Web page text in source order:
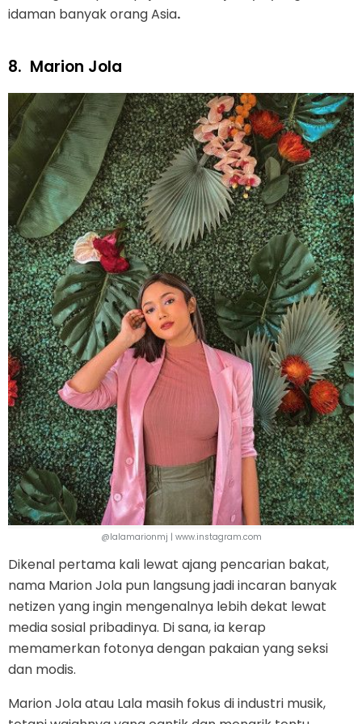
idaman banyak orang Asia.
8. Marion Jola
@lalamarionmj | www.instagram.com
Dikenal pertama kali lewat ajang pencarian bakat,
nama Marion Jola pun langsung jadi incaran banyak
netizen yang ingin mengenalnya lebih dekat lewat
media sosial pribadinya. Di sana, ia kerap
memamerkan fotonya dengan pakaian yang seksi
dan modis.
Marion Jola atau Lala masih fokus di industri musik,